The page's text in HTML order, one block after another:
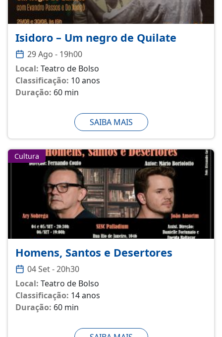
Isidoro – Um negro de Quilate
29 Ago - 19h00
Local: Teatro de Bolso
Classificação: 10 anos
Duração: 60 min
SAIBA MAIS
Cultura
Homens, Santos e Desertores
04 Set - 20h30
Local: Teatro de Bolso
Classificação: 14 anos
Duração: 60 min